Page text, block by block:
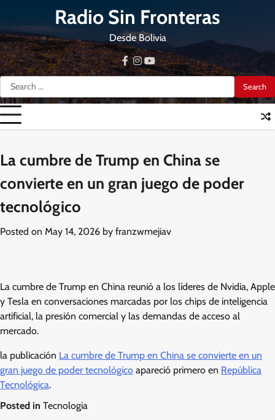
content
Radio Sin Fronteras
Desde Bolivia
Search
for:
facebook
instagram
youtube
La cumbre de Trump en China se
convierte en un gran juego de poder
tecnológico
Posted on May 14, 2026 by franzwmejiav
La cumbre de Trump en China reunió a los líderes de Nvidia, Apple
y Tesla en conversaciones marcadas por los chips de inteligencia
artificial, la presión comercial y las demandas de acceso al
mercado.
la publicación La cumbre de Trump en China se convierte en un
gran juego de poder tecnológico apareció primero en República
Tecnológica.
Posted in Tecnologia